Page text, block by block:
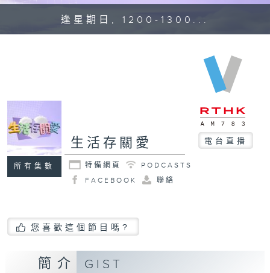
逢星期日, 1200-1300...
所有集數
生活存關愛 電台直播
特備網頁
PODCASTS
FACEBOOK
聯絡
您喜歡這個節目嗎?
簡介 GIST